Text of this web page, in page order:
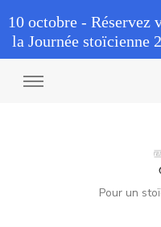
Pour un
10 octobre - Réservez
la Journée stoïcienne